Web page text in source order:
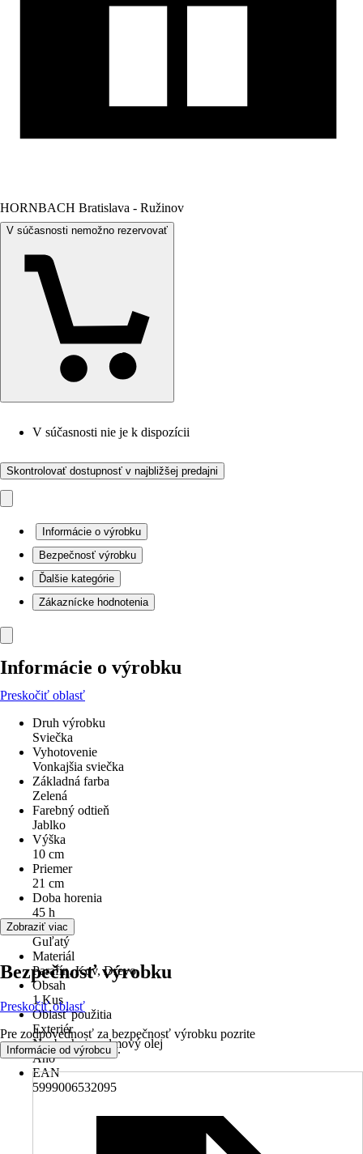
HORNBACH Bratislava - Ružinov
V súčasnosti nemožno rezervovať
V súčasnosti nie je k dispozícii
Skontrolovať dostupnosť v najbližšej predajni
Informácie o výrobku
Bezpečnosť výrobku
Ďalšie kategórie
Zákaznícke hodnotenia
Informácie o výrobku
Preskočiť oblasť
Druh výrobku
Sviečka
Vyhotovenie
Vonkajšia sviečka
Základná farba
Zelená
Farebný odtieň
Jablko
Výška
10 cm
Priemer
21 cm
Doba horenia
45 h
Tvar
Guľatý
Materiál
Parafín, Kov, Drevo
Obsah
1 Kus
Oblasť použitia
Exteriér
Neobsahuje palmový olej
Áno
EAN
5999006532095
Zobraziť viac
Bezpečnosť výrobku
Preskočiť oblasť
Pre zodpovednosť za bezpečnosť výrobku pozrite
Informácie od výrobcu .